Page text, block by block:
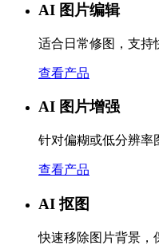
AI 图片编辑
适合日常修图，支持
查看产品
AI 图片增强
针对偏糊或低分辨率
查看产品
AI 抠图
快速移除图片背景，